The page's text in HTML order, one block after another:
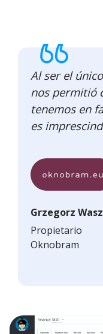
Al ser el
nos permitió
tenemos en
es
Grzegorz
Propietario
Oknobram